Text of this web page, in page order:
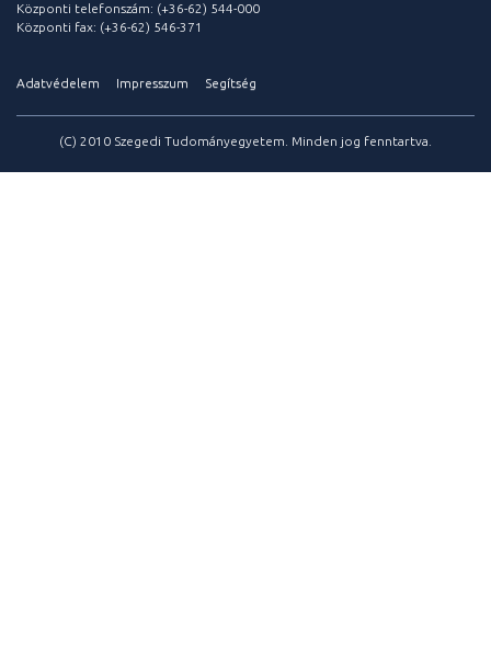
Központi telefonszám: (+36-62) 544-000
Központi fax: (+36-62) 546-371
Adatvédelem Impresszum Segítség
(C) 2010 Szegedi Tudományegyetem. Minden jog fenntartva.